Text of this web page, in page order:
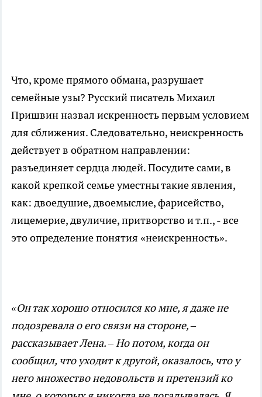
Что, кроме прямого обмана, разрушает
семейные узы? Русский писатель Михаил
Пришвин назвал искренность первым условием
для сближения. Следовательно, неискренность
действует в обратном направлении:
разъединяет сердца людей. Посудите сами, в
какой крепкой семье уместны такие явления,
как: двоедушие, двоемыслие, фарисейство,
лицемерие, двуличие, притворство и т.п., - все
это определение понятия «неискренность».
«Он так хорошо относился ко мне, я даже не
подозревала о его связи на стороне, –
рассказывает Лена. – Но потом, когда он
сообщил, что уходит к другой, оказалось, что у
него множество недовольств и претензий ко